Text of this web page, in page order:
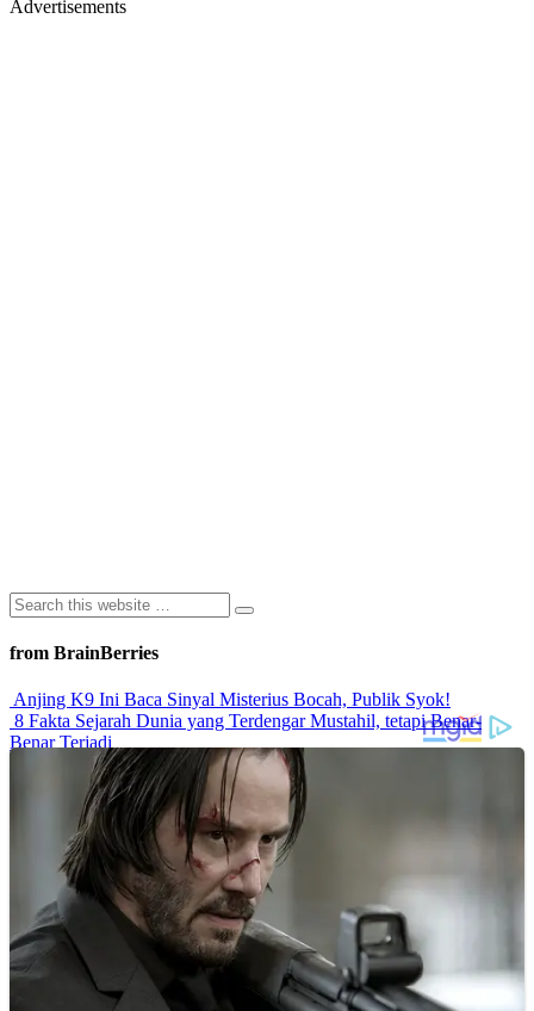
Advertisements
from BrainBerries
Anjing K9 Ini Baca Sinyal Misterius Bocah, Publik Syok!
8 Fakta Sejarah Dunia yang Terdengar Mustahil, tetapi Benar-
Benar Terjadi
Rahasia Sehat Sam Bimbo Yang Tetap Prima Di Usia Senja
9 Rahasia Mengejutkan Di Balik Monumen Batu Kuno Dunia!
Inilah Cara Mendeteksi Kebohongan Lewat Gerakan Bibir!
Advertisements